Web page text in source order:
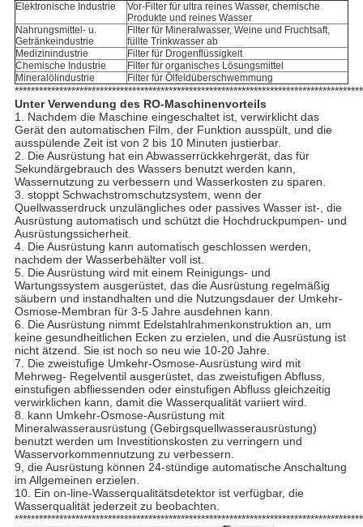
Elektronische Industrie
Vor-Filter für ultra reines Wasser, chemische
Produkte und reines Wasser
Nahrungsmittel- u.
Getränkeindustrie
Filter für Mineralwasser, Weine und Fruchtsaft,
füllte Trinkwasser ab
Medizinindustrie
Filter für Drogenflüssigkeit
Chemische Industrie
Filter für organisches Lösungsmittel
Mineralölindustrie
Filter für Ölfeldüberschwemmung
Unter Verwendung des RO-Maschinenvorteils
1. Nachdem die Maschine eingeschaltet ist, verwirklicht das
Gerät den automatischen Film, der Funktion ausspült, und die
ausspülende Zeit ist von 2 bis 10 Minuten justierbar.
2. Die Ausrüstung hat ein Abwasserrückkehrgerät, das für
Sekundärgebrauch des Wassers benutzt werden kann,
Wassernutzung zu verbessern und Wasserkosten zu sparen.
3. stoppt Schwachstromschutzsystem, wenn der
Quellwasserdruck unzulängliches oder passives Wasser ist-, die
Ausrüstung automatisch und schützt die Hochdruckpumpen- und
Ausrüstungssicherheit.
4. Die Ausrüstung kann automatisch geschlossen werden,
nachdem der Wasserbehälter voll ist.
5. Die Ausrüstung wird mit einem Reinigungs- und
Wartungssystem ausgerüstet, das die Ausrüstung regelmäßig
säubern und instandhalten und die Nutzungsdauer der Umkehr-
Osmose-Membran für 3-5 Jahre ausdehnen kann.
6. Die Ausrüstung nimmt Edelstahlrahmenkonstruktion an, um
keine gesundheitlichen Ecken zu erzielen, und die Ausrüstung ist
nicht ätzend. Sie ist noch so neu wie 10-20 Jahre.
7. Die zweistufige Umkehr-Osmose-Ausrüstung wird mit
Mehrweg- Regelventil ausgerüstet, das zweistufigen Abfluss,
einstufigen abfliessenden oder einstufigen Abfluss gleichzeitig
verwirklichen kann, damit die Wasserqualität variiert wird.
8. kann Umkehr-Osmose-Ausrüstung mit
Mineralwasserausrüstung (Gebirgsquellwasserausrüstung)
benutzt werden um Investitionskosten zu verringern und
Wasservorkommennutzung zu verbessern.
9, die Ausrüstung können 24-stündige automatische Anschaltung
im Allgemeinen erzielen.
10. Ein on-line-Wasserqualitätsdetektor ist verfügbar, die
Wasserqualität jederzeit zu beobachten.